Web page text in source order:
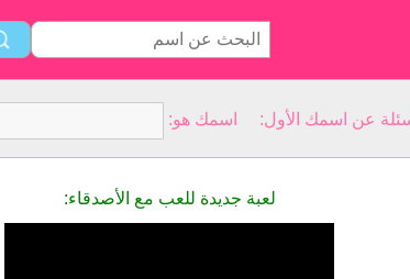
لعبة جديدة للعب مع الأصدقاء: